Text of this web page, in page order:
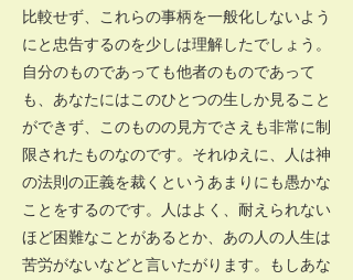
比較せず、これらの事柄を一般化しないよう
にと忠告するのを少しは理解したでしょう。
自分のものであっても他者のものであって
も、あなたにはこのひとつの生しか見ること
ができず、このものの見方でさえも非常に制
限されたものなのです。それゆえに、人は神
の法則の正義を裁くというあまりにも愚かな
ことをするのです。人はよく、耐えられない
ほど困難なことがあるとか、あの人の人生は
苦労がないなどと言いたがります。もしあな